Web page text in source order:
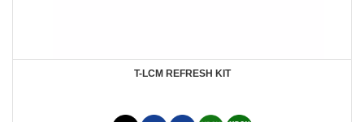
T-LCM REFRESH KIT